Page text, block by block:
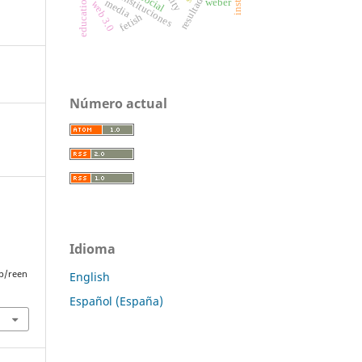
reen
instituciones
fetish
media
web 3.0
Número actual
Idioma
English
Español (España)